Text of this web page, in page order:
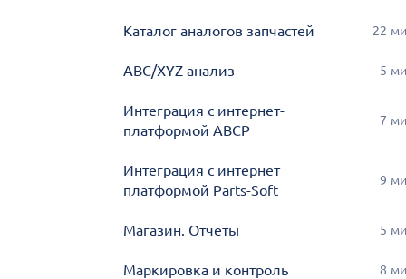
Каталог аналогов запчастей 22
ABC/XYZ-анализ 5
Интеграция с интернет-
платформой ABCP
7
Интеграция с интернет
платформой Parts-Soft
9
Магазин. Отчеты 5
Маркировка и контроль 8